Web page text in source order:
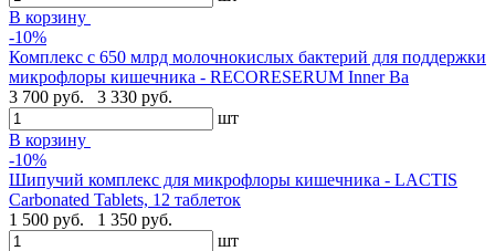
В корзину
-10%
Комплекс с 650 млрд молочнокислых бактерий для поддержки
микрофлоры кишечника - RECORESERUM Inner Ba
3 700 руб.
3 330 руб.
шт
В корзину
-10%
Шипучий комплекс для микрофлоры кишечника - LACTIS
Carbonated Tablets, 12 таблеток
1 500 руб.
1 350 руб.
шт